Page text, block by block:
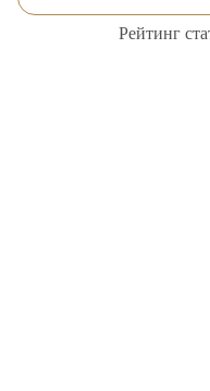
Рейтинг